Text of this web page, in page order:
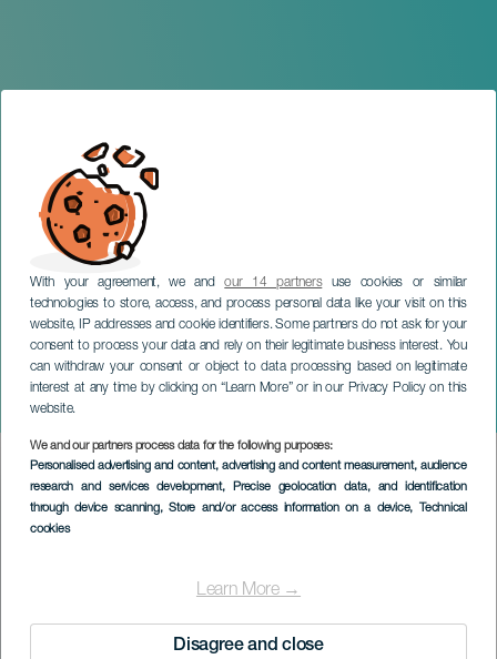
With your agreement, we andour 14 partnersuse cookies or similar
technologies to store, access, and process personal data like your visit on this
website, IP addresses and cookie identifiers. Some partners do not ask for your
consent to process your data and rely on their legitimate business interest. You
can withdraw your consent or object to data processing based on legitimate
interest at any time by clicking on “Learn More” or in our Privacy Policy on this
website.
We and our partners process data for the following purposes:
Personalised advertising and content, advertising and content measurement, audience
research and services development, Precise geolocation data, and identification
through device scanning, Store and/or access information on a device, Technical
cookies
Learn More →
Disagree and close
Vijay Iyer -trio konsertissa
TENERIFFA
Imagen
Listado